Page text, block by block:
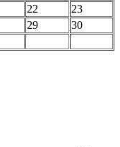
22
23
29
30